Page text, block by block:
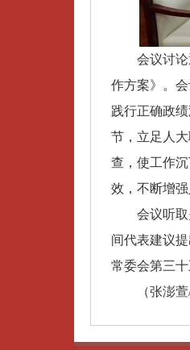
会议讨论通
作方案》。
践行正确政
节，立足人
查，使工作
效，不断增
会议听取关
间代表建议
常委会第三十
（张澎萱/